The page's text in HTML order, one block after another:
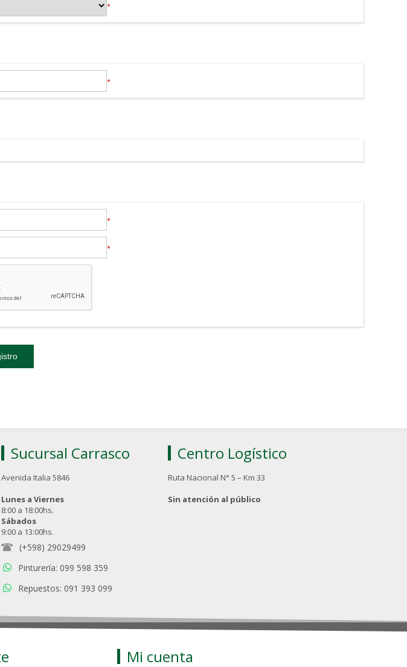
*
*
*
*
Sucursal Carrasco
Avenida Italia 5846
Lunes a Viernes
8:00 a 18:00hs.
Sábados
9:00 a 13:00hs.
(+598) 29029499
Pinturería: 099 598 359
Repuestos: 091 393 099
Centro Logístico
Ruta Nacional N° 5 – Km 33
Sin atención al público
Mi cuenta